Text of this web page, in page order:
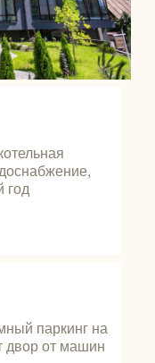
паркинг на
двор от машин
год